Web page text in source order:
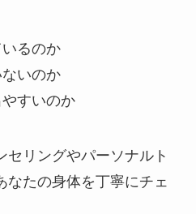
るのか
いのか
すいのか
セリングやパーソナルト
なたの身体を丁寧にチェ